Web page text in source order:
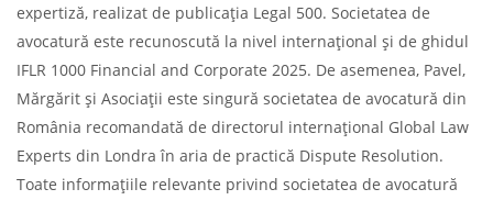
expertiză, realizat de publicația Legal 500. Societatea de
avocatură este recunoscută la nivel internațional și de ghidul
IFLR 1000 Financial and Corporate 2025. De asemenea, Pavel,
Mărgărit și Asociații este singură societatea de avocatură din
România recomandată de directorul internațional Global Law
Experts din Londra în aria de practică Dispute Resolution.
Toate informațiile relevante privind societatea de avocatură